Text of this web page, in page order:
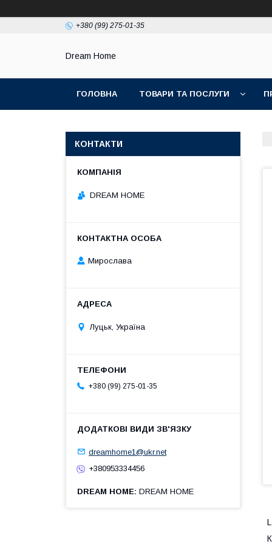
+380 (99) 275-01-35
Dream Home
ГОЛОВНА ТОВАРИ ТА ПОСЛУГИ
КОНТАКТИ
DREAM HOME
Мирослава
Луцьк, Україна
+380 (99) 275-01-35
dreamhome1@ukr.net
+380953334456
DREAM HOME DREAM HOME